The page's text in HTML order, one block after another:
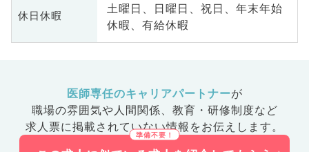
休日休暇
土曜日、日曜日、祝日、年末年始
休暇、有給休暇
医師専任のキャリアパートナーが
職場の雰囲気や人間関係、 教育・研修制度など
求人票に掲載されていない情報をお伝えします。